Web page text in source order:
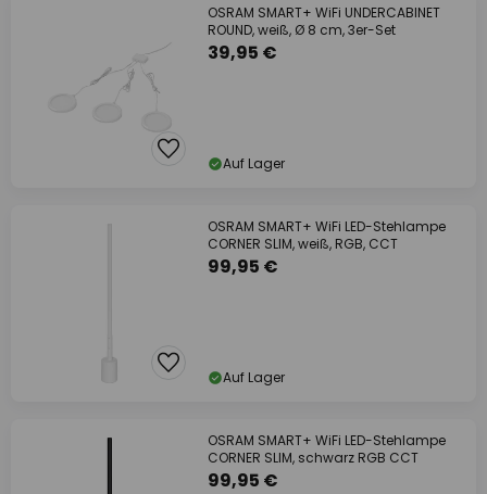
OSRAM SMART+ WiFi UNDERCABINET
ROUND, weiß, Ø 8 cm, 3er-Set
39,95 €
Auf Lager
OSRAM SMART+ WiFi LED-Stehlampe
CORNER SLIM, weiß, RGB, CCT
99,95 €
Auf Lager
OSRAM SMART+ WiFi LED-Stehlampe
CORNER SLIM, schwarz RGB CCT
99,95 €